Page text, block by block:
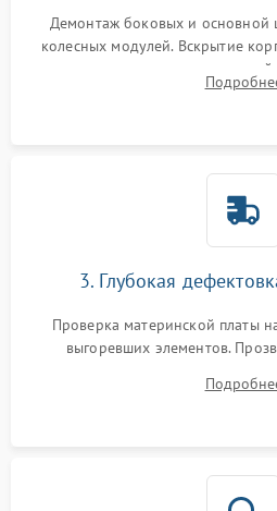
Демонтаж боковых и основной
колесных модулей. Вскрытие
очистка внутренних
скопившейся пыли, волос и
3. Глубокая
Проверка материнской платы
выгоревших элементов.
тестирование приводных
всасывания. Оценка состояния